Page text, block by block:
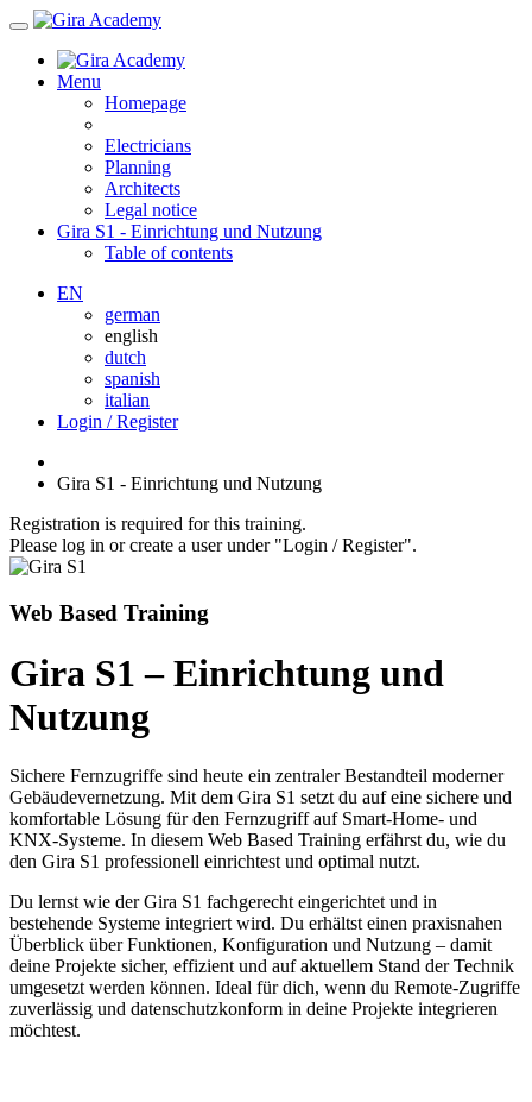
Menu
Homepage
Electricians
Planning
Architects
Legal notice
Gira S1 - Einrichtung und Nutzung
Table of contents
EN
german
english
dutch
spanish
italian
Login / Register
Gira S1 - Einrichtung und Nutzung
Registration is required for this training.
Please log in or create a user under "Login / Register".
Web Based Training
Gira S1 – Einrichtung und
Nutzung
Sichere Fernzugriffe sind heute ein zentraler Bestandteil moderner
Gebäudevernetzung. Mit dem Gira S1 setzt du auf eine sichere und
komfortable Lösung für den Fernzugriff auf Smart-Home- und
KNX-Systeme. In diesem Web Based Training erfährst du, wie du
den Gira S1 professionell einrichtest und optimal nutzt.
Du lernst wie der Gira S1 fachgerecht eingerichtet und in
bestehende Systeme integriert wird. Du erhältst einen praxisnahen
Überblick über Funktionen, Konfiguration und Nutzung – damit
deine Projekte sicher, effizient und auf aktuellem Stand der Technik
umgesetzt werden können. Ideal für dich, wenn du Remote-Zugriffe
zuverlässig und datenschutzkonform in deine Projekte integrieren
möchtest.